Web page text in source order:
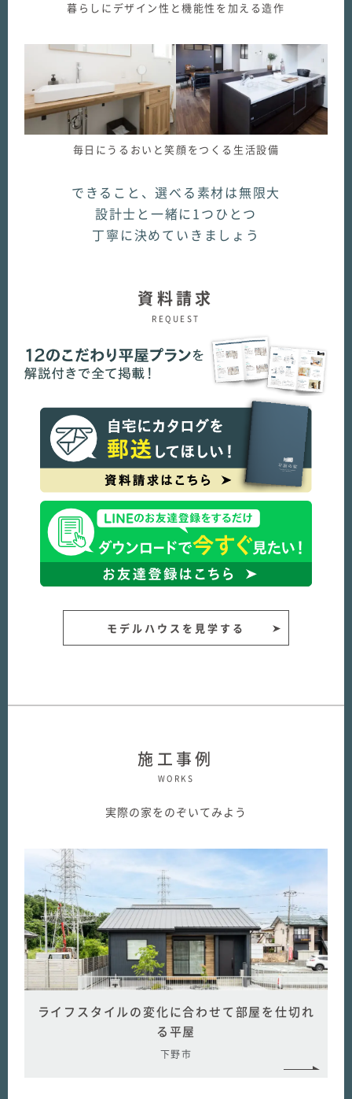
暮らしにデザイン性と機能性を加える造作
毎日にうるおいと笑顔をつくる生活設備
できること、選べる素材は無限大
設計士と一緒に1つひとつ
丁寧に決めていきましょう
資料請求
REQUEST
モデルハウスを見学する
施工事例
WORKS
実際の家をのぞいてみよう
ライフスタイルの変化に合わせて部屋を仕切れ
る平屋
下野市